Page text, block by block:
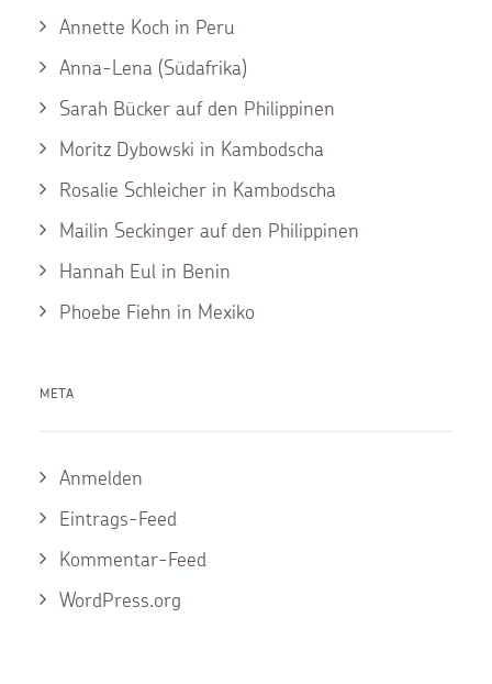
Annette Koch in Peru
Anna-Lena (Südafrika)
Sarah Bücker auf den Philippinen
Moritz Dybowski in Kambodscha
Rosalie Schleicher in Kambodscha
Mailin Seckinger auf den Philippinen
Hannah Eul in Benin
Phoebe Fiehn in Mexiko
META
Anmelden
Eintrags-Feed
Kommentar-Feed
WordPress.org